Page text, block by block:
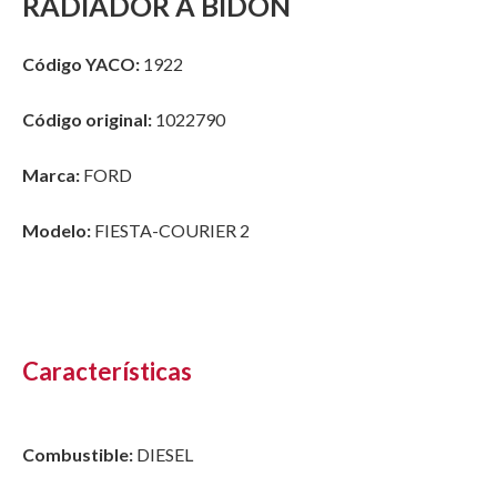
Código YACO: 1922
Código original: 1022790
Marca: FORD
Modelo: FIESTA-COURIER 2
Características
Combustible: DIESEL